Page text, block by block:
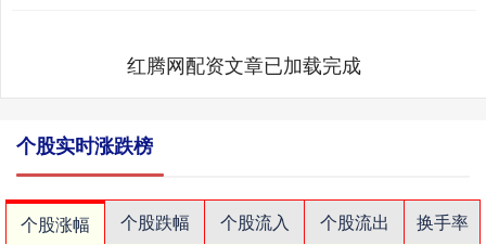
红腾网配资文章已加载完成
个股实时涨跌榜
个股涨幅 个股跌幅 个股流入 个股流出
换手率